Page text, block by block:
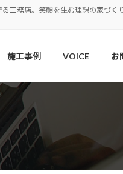
工務店。笑顔を生む理想の家づく
施工事例 VOICE お